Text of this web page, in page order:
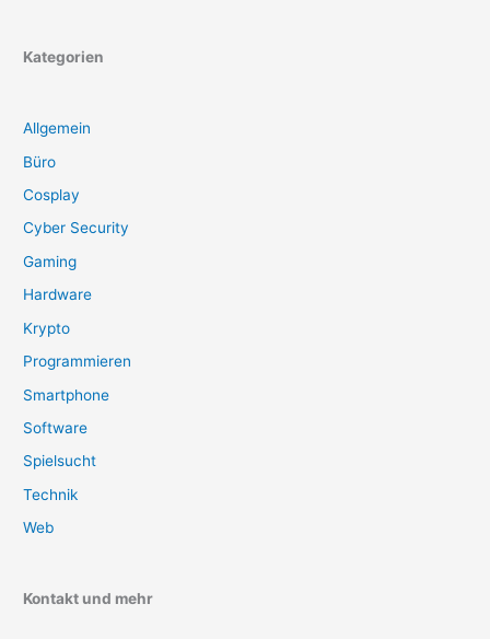
Kategorien
Allgemein
Büro
Cosplay
Cyber Security
Gaming
Hardware
Krypto
Programmieren
Smartphone
Software
Spielsucht
Technik
Web
Kontakt und mehr